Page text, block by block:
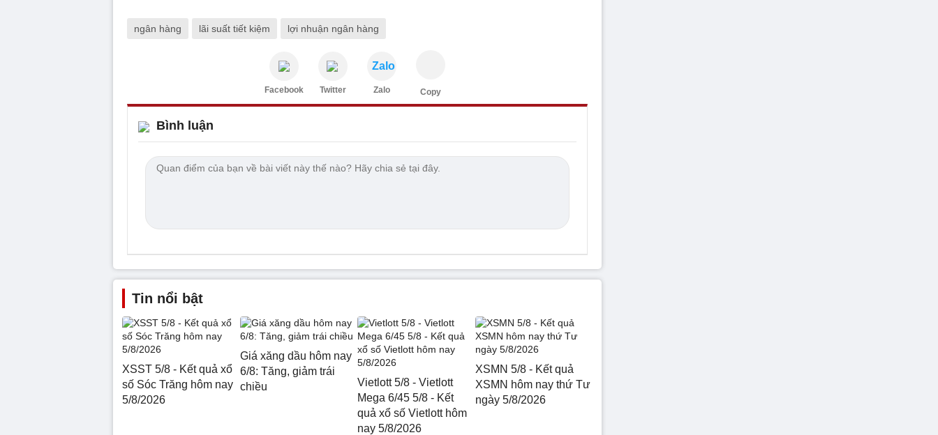
ngân hàng lãi suất tiết kiệm lợi nhuận ngân hàng
Facebook Twitter
Zalo
Zalo Copy
Bình luận
Tin nổi bật
XSST 5/8 - Kết quả xổ
số Sóc Trăng hôm nay
5/8/2026
Giá xăng dầu hôm nay
6/8: Tăng, giảm trái
chiều
Vietlott 5/8 - Vietlott
Mega 6/45 5/8 - Kết
quả xổ số Vietlott hôm
nay 5/8/2026
XSMN 5/8 - Kết quả
XSMN hôm nay thứ Tư
ngày 5/8/2026